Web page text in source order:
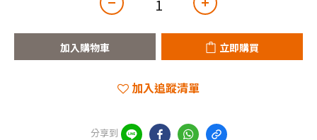
加入購物車 立即購買
加入追蹤清單
分享到